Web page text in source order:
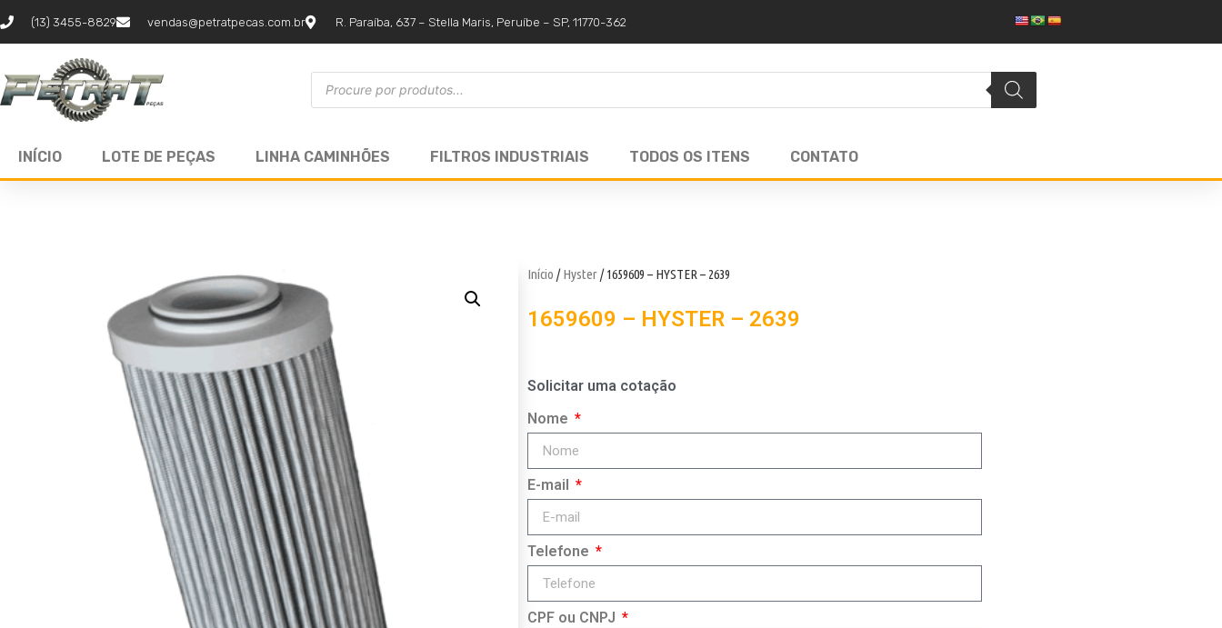
(13) 3455-8829 vendas@petratpecas.com.br R. Paraíba, 637 – Stella Maris, Peruíbe – SP, 11770-362
INÍCIO LOTE DE PEÇAS LINHA CAMINHÕES FILTROS INDUSTRIAIS TODOS OS ITENS CONTATO
Início /Hyster/ 1659609 – HYSTER – 2639
1659609 – HYSTER – 2639
Solicitar uma cotação
Nome
E-mail
Telefone
CPF ou CNPJ